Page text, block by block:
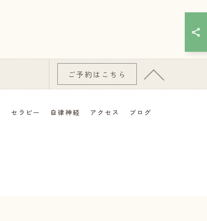
ご予約はこちら
セラピー 自律神経 アクセス
ブログ